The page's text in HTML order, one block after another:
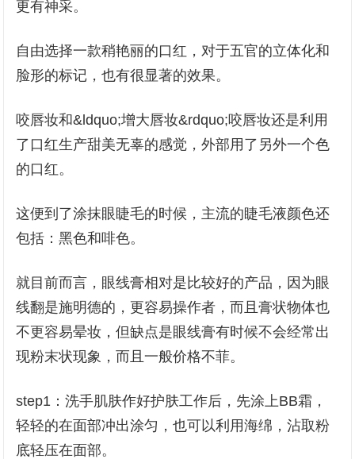
更有神采。
自由选择一款稍艳丽的口红，对于五官的立体化和
脸形的标记，也有很显著的效果。
咬唇妆和&ldquo;增大唇妆&rdquo;咬唇妆还是利用
了口红生产甜美无辜的感觉，外部用了另外一个色
的口红。
这便到了涂抹眼睫毛的时候，主流的睫毛液颜色还
包括：黑色和啡色。
就目前而言，眼线膏相对是比较好的产品，因为眼
线翻是施明德的，更容易操作者，而且膏状物体也
不更容易晕妆，但缺点是眼线膏有时候不会经常出
现粉末状现象，而且一般价格不菲。
step1：洗手肌肤作好护肤工作后，先涂上BB霜，
轻轻的在面部冲出涂匀，也可以利用海绵，沾取粉
底轻压在面部。